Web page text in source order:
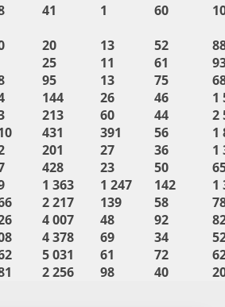
41 1 60
20 13 52
25 11 61
95 13 75
144 26 46
1
213 60 44
2
431 391 56
1
201 27 36
1
428 23 50
1 363 1 247 142
1
2 217 139 58
4 007 48 92
4 378 69 34
5 031 61 72
2 256 98 40